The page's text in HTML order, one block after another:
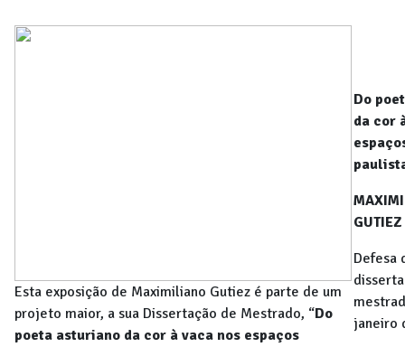
Esta exposição de Maximiliano Gutiez é parte de um
projeto maior, a sua Dissertação de Mestrado, “Do
poeta asturiano da cor à vaca nos espaços
Do
da cor
GUTIEZ
Defesa
janeiro